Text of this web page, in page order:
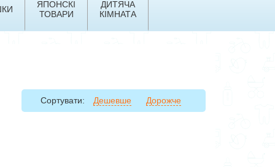
ЯПОНСКІ
ТОВАРИ
ДИТЯЧА
КІМНАТА
Сортувати: Дешевше Дорожче